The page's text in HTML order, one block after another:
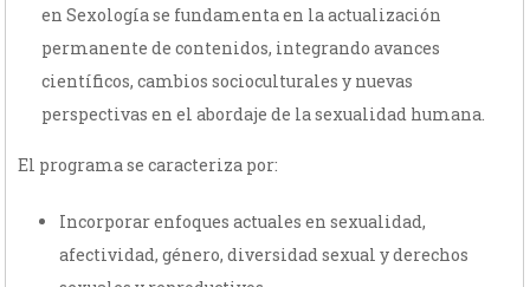
en Sexología se fundamenta en la actualización
permanente de contenidos, integrando avances
científicos, cambios socioculturales y nuevas
perspectivas en el abordaje de la sexualidad humana.
El programa se caracteriza por:
Incorporar enfoques actuales en sexualidad,
afectividad, género, diversidad sexual y derechos